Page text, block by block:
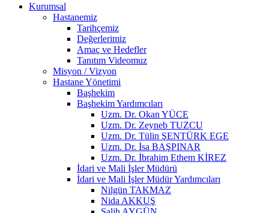
Kurumsal
Hastanemiz
Tarihçemiz
Değerlerimiz
Amaç ve Hedefler
Tanıtım Videomuz
Misyon / Vizyon
Hastane Yönetimi
Başhekim
Başhekim Yardımcıları
Uzm. Dr. Okan YÜCE
Uzm. Dr. Zeyneb TUZCU
Uzm. Dr. Tülin ŞENTÜRK EGE
Uzm. Dr. İsa BAŞPINAR
Uzm. Dr. İbrahim Ethem KİREZ
İdari ve Mali İşler Müdürü
İdari ve Mali İşler Müdür Yardımcıları
Nilgün TAKMAZ
Nida AKKUŞ